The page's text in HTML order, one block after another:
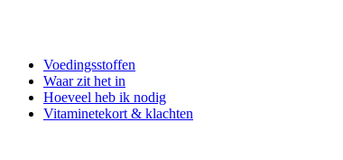
Voedingsstoffen
Waar zit het in
Hoeveel heb ik nodig
Vitaminetekort & klachten